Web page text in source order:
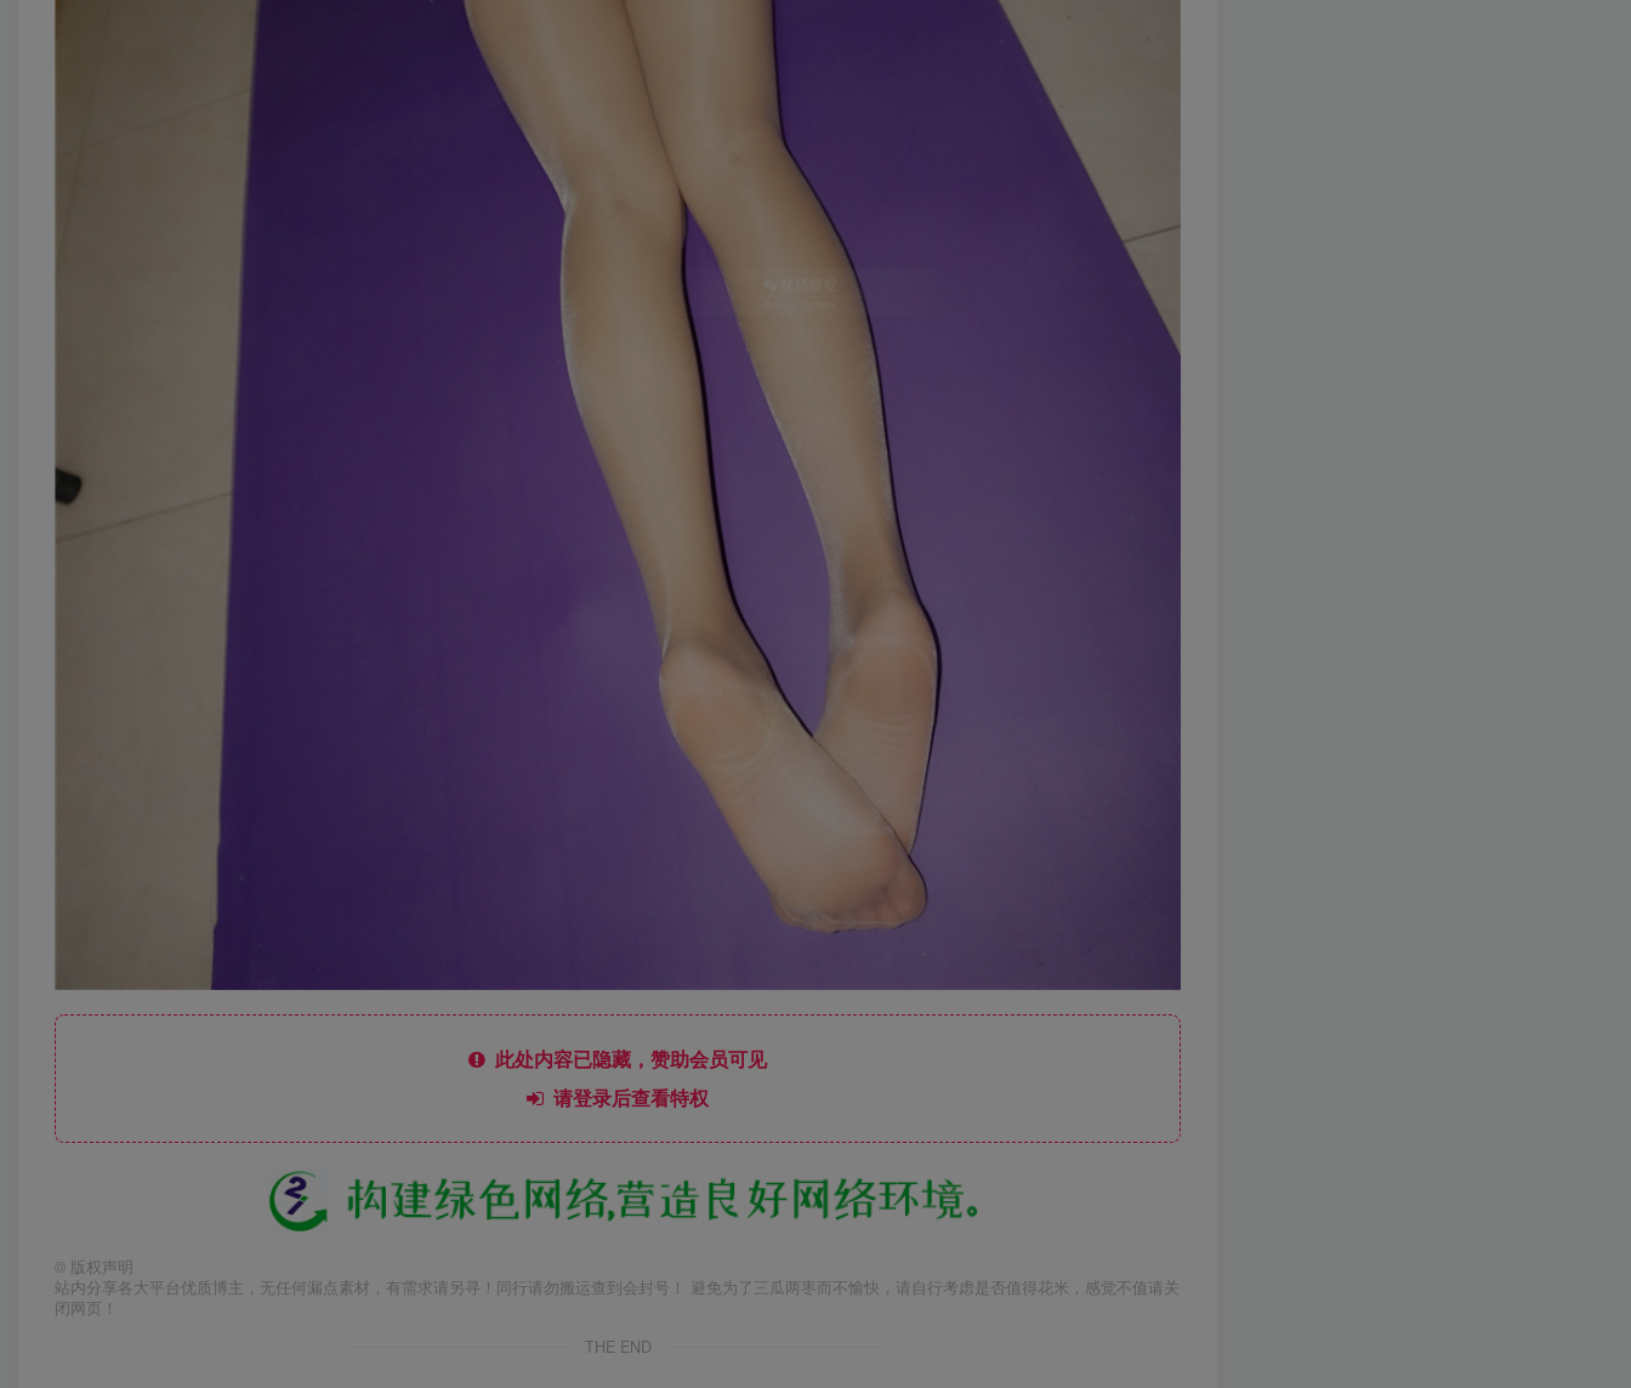
此处内容已隐藏，赞助会员可见
请登录后查看特权
© 版权声明
站内分享各大平台优质博主，无任何漏点素材，有需求请另寻！同行请勿搬运查到会封号！ 避免为了三瓜两枣而不愉快，请自行考虑是否值得花米，感觉不值请关
闭网页！
THE END